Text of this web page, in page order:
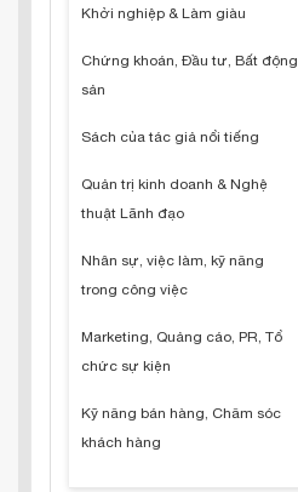
Khởi nghiệp & Làm giàu
Chứng khoán, Đầu tư, Bất động
sản
Sách của tác giả nổi tiếng
Quản trị kinh doanh & Nghệ
thuật Lãnh đạo
Nhân sự, việc làm, kỹ năng
trong công việc
Marketing, Quảng cáo, PR, Tổ
chức sự kiện
Kỹ năng bán hàng, Chăm sóc
khách hàng